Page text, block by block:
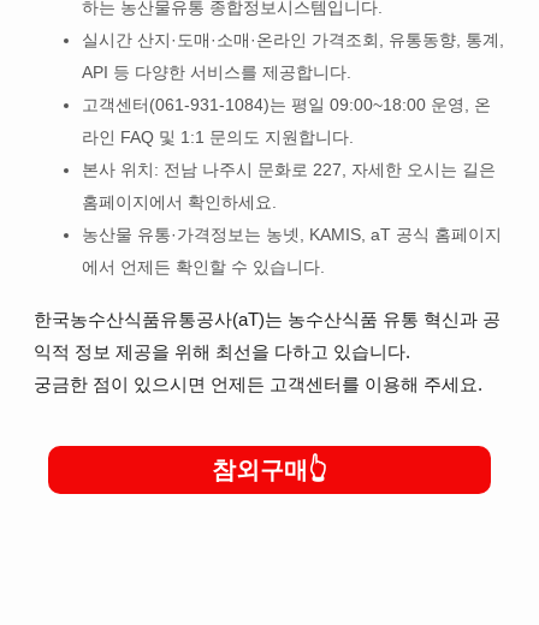
하는 농산물유통 종합정보시스템입니다.
실시간 산지·도매·소매·온라인 가격조회, 유통동향, 통계,
API 등 다양한 서비스를 제공합니다.
고객센터(061-931-1084)는 평일 09:00~18:00 운영, 온
라인 FAQ 및 1:1 문의도 지원합니다.
본사 위치: 전남 나주시 문화로 227, 자세한 오시는 길은
홈페이지에서 확인하세요.
농산물 유통·가격정보는 농넷, KAMIS, aT 공식 홈페이지
에서 언제든 확인할 수 있습니다.
한국농수산식품유통공사(aT)는 농수산식품 유통 혁신과 공
익적 정보 제공을 위해 최선을 다하고 있습니다.
궁금한 점이 있으시면 언제든 고객센터를 이용해 주세요.
참외구매